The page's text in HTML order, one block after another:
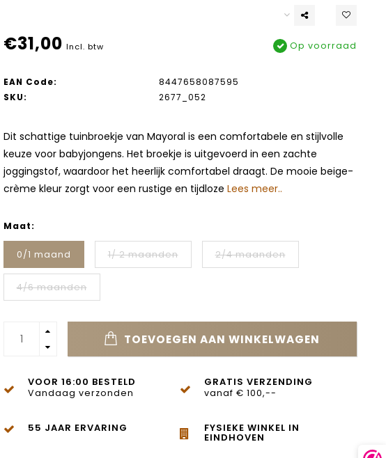
€31,00 Incl. btw Op voorraad
EAN Code:
8447658087595
SKU:
2677_052
Dit schattige tuinbroekje van Mayoral is een comfortabele en stijlvolle
keuze voor babyjongens. Het broekje is uitgevoerd in een zachte
joggingstof, waardoor het heerlijk comfortabel draagt. De mooie beige-
crème kleur zorgt voor een rustige en tijdloze Lees meer..
Maat:
0/1 maand 1/ 2 maanden 2/4 maanden
4/6 maanden
TOEVOEGEN AAN WINKELWAGEN
VOOR 16:00 BESTELD
Vandaag verzonden
GRATIS VERZENDING
vanaf € 100,--
55 JAAR ERVARING FYSIEKE WINKEL IN
EINDHOVEN